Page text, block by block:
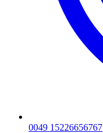
0049 15226656767